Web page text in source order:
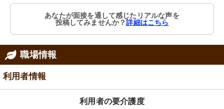
あなたが面接を通して感じたリアルな声を
投稿してみませんか？詳細はこちら
職場情報
利用者情報
利用者の要介護度